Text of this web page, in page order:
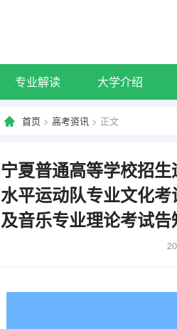
专业解读 大学介绍
首页 > 高考资讯 > 正文
宁夏普通高等学校招
水平运动队专业文化
及音乐专业理论考试告